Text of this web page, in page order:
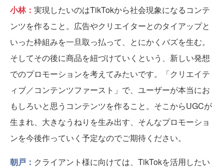
小林： 実現したいのはTikTokから社会現象になるコンテ
ンツを作ること。広告やクリエイターとのタイアップと
いった枠組みを一旦取っ払って、とにかくバズを生む。
そしてその後に商品を紐づけていくという、新しい発想
でのプロモーションを考えてみたいです。「クリエイテ
ィブ／コンテンツファースト」で、ユーザーが本当にお
もしろいと思うコンテンツを作ること。そこからUGCが
生まれ、大きなうねりを生み出す、そんなプロモーショ
ンを今後作っていく予定なのでご期待ください。
朝戸： クライアント様に向けては、TikTokを活用したい